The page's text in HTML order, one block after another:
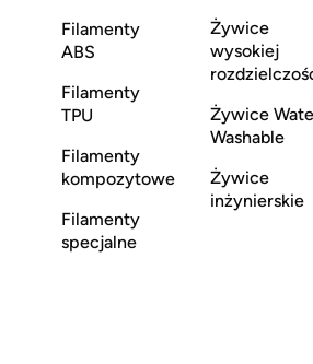
Filamenty
ABS
Filamenty
TPU
Filamenty
kompozytowe
Filamenty
specjalne
Żywice
wysokiej
Żywice
Washable
Żywice
inżynierskie